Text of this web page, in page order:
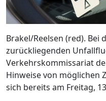
Brakel/Reelsen (red). Bei
zurückliegenden
Verkehrskommissariat
Hinweise von möglichen
sich bereits am Freitag,